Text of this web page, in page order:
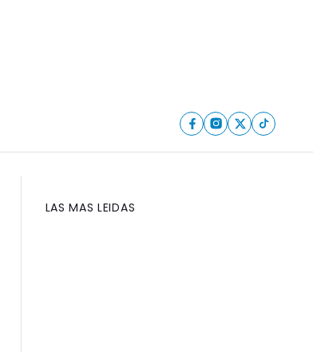
LAS MAS LEIDAS